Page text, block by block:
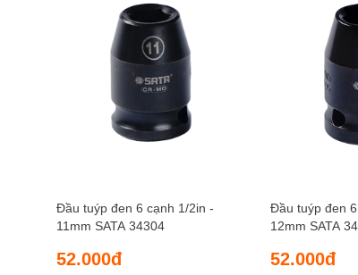
Đầu tuýp đen 6 cạnh 1/2in -
11mm SATA 34304
52.000đ
Đầu tuýp đen
12mm SATA
52.000đ